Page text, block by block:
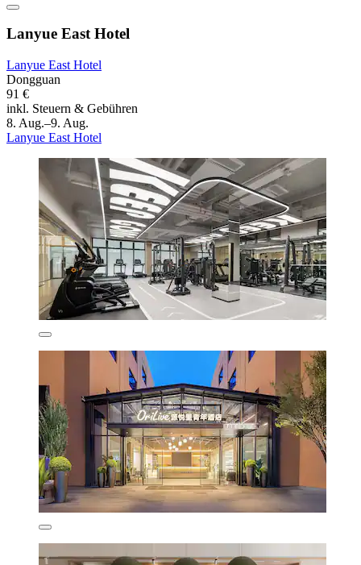
Lanyue East Hotel
Lanyue East Hotel
Dongguan
91 €
inkl. Steuern & Gebühren
8. Aug.–9. Aug.
Lanyue East Hotel